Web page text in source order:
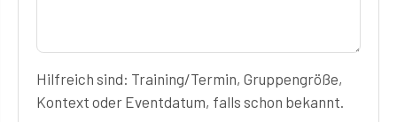
Hilfreich sind: Training/Termin, Gruppengröße,
Kontext oder Eventdatum, falls schon bekannt.